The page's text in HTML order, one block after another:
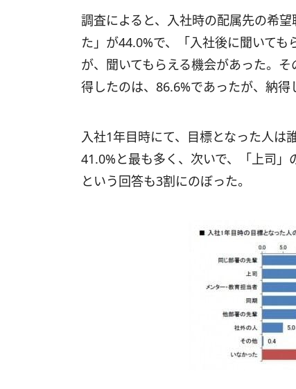
調査によると、入社時の配属先の希
た」が44.0%で、「入社後に聞いて
が、聞いてもらえる機会があった。
得したのは、86.6%であったが、納得
入社1年目時にて、目標となった人は
41.0%と最も多く、次いで、「上司
という回答も3割にのぼった。